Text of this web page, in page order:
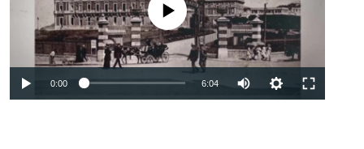
No media source currently available
0:00 6:04